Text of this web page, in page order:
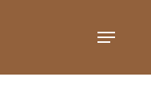
Menu